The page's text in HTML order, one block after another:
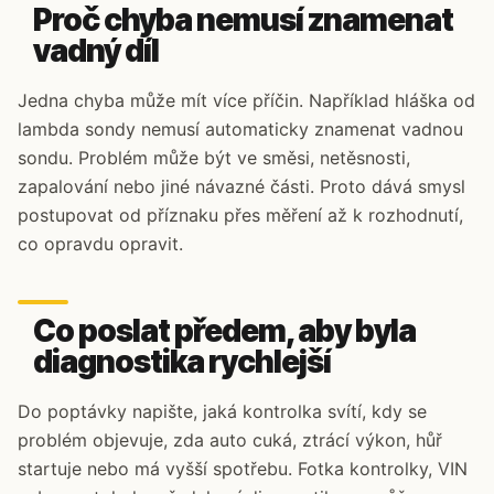
Proč chyba nemusí znamenat
vadný díl
Jedna chyba může mít více příčin. Například hláška od
lambda sondy nemusí automaticky znamenat vadnou
sondu. Problém může být ve směsi, netěsnosti,
zapalování nebo jiné návazné části. Proto dává smysl
postupovat od příznaku přes měření až k rozhodnutí,
co opravdu opravit.
Co poslat předem, aby byla
diagnostika rychlejší
Do poptávky napište, jaká kontrolka svítí, kdy se
problém objevuje, zda auto cuká, ztrácí výkon, hůř
startuje nebo má vyšší spotřebu. Fotka kontrolky, VIN